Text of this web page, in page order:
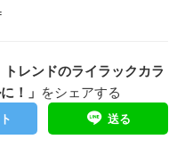
トレンドのライラックカラ
！」 をシェアする
送る